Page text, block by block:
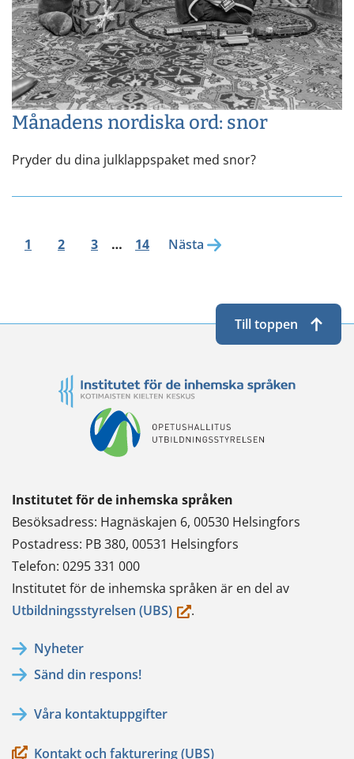
Månadens nordiska ord: snor
Pryder du dina julklappspaket med snor?
1 2 3 … 14 Nästa
Institutet för de inhemska språken
Besöksadress: Hagnäskajen 6, 00530 Helsingfors
Postadress: PB 380, 00531 Helsingfors
Telefon: 0295 331 000
Institutet för de inhemska språken är en del av
Utbildningsstyrelsen (UBS)(du.
Nyheter
Sänd din respons!
Våra kontaktuppgifter
Kontakt och fakturering (UBS)
Till toppen